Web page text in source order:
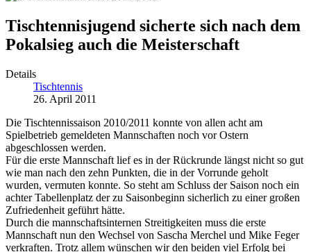
Tischtennisjugend sicherte sich nach dem
Pokalsieg auch die Meisterschaft
Details
Tischtennis
26. April 2011
Die Tischtennissaison 2010/2011 konnte von allen acht am
Spielbetrieb gemeldeten Mannschaften noch vor Ostern
abgeschlossen werden.
Für die erste Mannschaft lief es in der Rückrunde längst nicht so gut
wie man nach den zehn Punkten, die in der Vorrunde geholt
wurden, vermuten konnte. So steht am Schluss der Saison noch ein
achter Tabellenplatz der zu Saisonbeginn sicherlich zu einer großen
Zufriedenheit geführt hätte.
Durch die mannschaftsinternen Streitigkeiten muss die erste
Mannschaft nun den Wechsel von Sascha Merchel und Mike Feger
verkraften. Trotz allem wünschen wir den beiden viel Erfolg bei